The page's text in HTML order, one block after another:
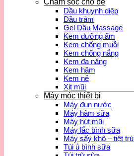
Chăm sóc cho bé
Dầu khuynh diệp
Dầu tràm
Gel Dầu Massage
Kem dưỡng ẩm
Kem chống muỗi
Kem chống nắng
Kem đa năng
Kem hăm
Kem nẻ
Xịt mũi
Máy móc thiết bị
Máy đun nước
Máy hâm sữa
Máy hút mũi
Máy lắc bình sữa
Máy sấy khô – tiệt
Túi ủ bình sữa